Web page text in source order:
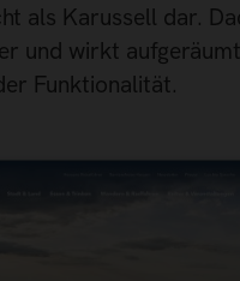
als Karussell dar.
und wirkt
Funktionalität.